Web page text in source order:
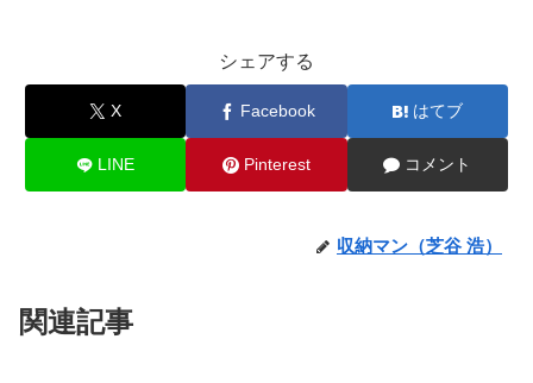
シェアする
X Facebook はてブ
LINE Pinterest コメント
収納マン（芝谷 浩）
関連記事